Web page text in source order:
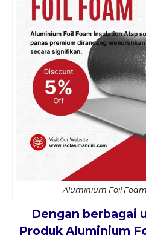
Aluminium Foil
Dengan berbagai
Produk Aluminium